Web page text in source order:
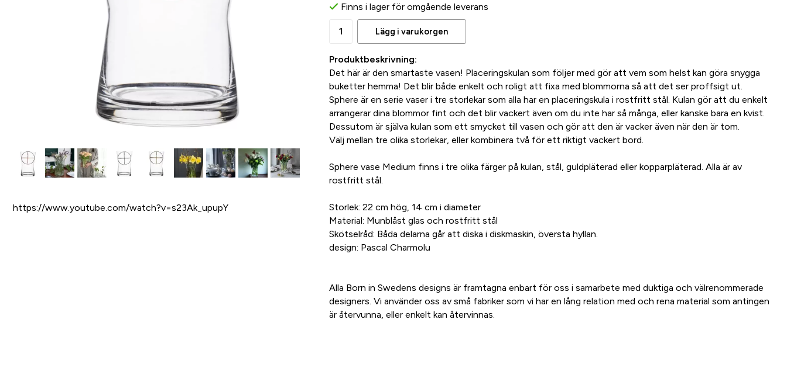
Finns i lager för omgående leverans
Lägg i varukorgen
Produktbeskrivning:
Det här är den smartaste vasen! Placeringskulan som följer med gör att vem som helst kan göra snygga
buketter hemma! Det blir både enkelt och roligt att fixa med blommorna så att det ser proffsigt ut.
Sphere är en serie vaser i tre storlekar som alla har en placeringskula i rostfritt stål. Kulan gör att du enkelt
arrangerar dina blommor fint och det blir vackert även om du inte har så många, eller kanske bara en kvist.
Dessutom är själva kulan som ett smycket till vasen och gör att den är vacker även när den är tom.
Välj mellan tre olika storlekar, eller kombinera två för ett riktigt vackert bord.
Sphere vase Medium finns i tre olika färger på kulan, stål, guldpläterad eller kopparpläterad. Alla är av
rostfritt stål.
Storlek: 22 cm hög, 14 cm i diameter
Material: Munblåst glas och rostfritt stål
Skötselråd: Båda delarna går att diska i diskmaskin, översta hyllan.
design: Pascal Charmolu
Alla Born in Swedens designs är framtagna enbart för oss i samarbete med duktiga och välrenommerade
designers. Vi använder oss av små fabriker som vi har en lång relation med och rena material som antingen
är återvunna, eller enkelt kan återvinnas.
https://www.youtube.com/watch?v=s23Ak_upupY